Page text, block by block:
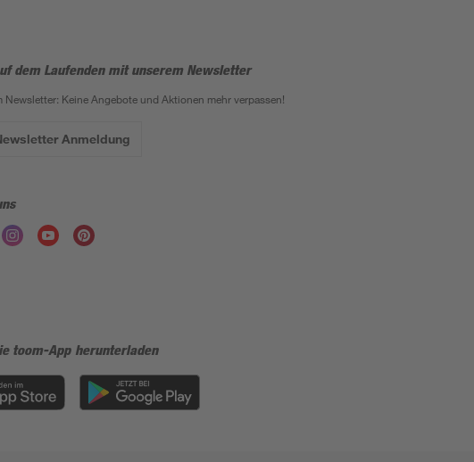
dem Laufenden mit unserem Newsletter
Newsletter: Keine Angebote und Aktionen mehr verpassen!
Anmeldung
toom-App herunterladen